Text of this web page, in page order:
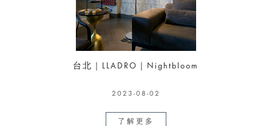
台北｜LLADRO｜Nightbloom
2023-08-02
了解更多